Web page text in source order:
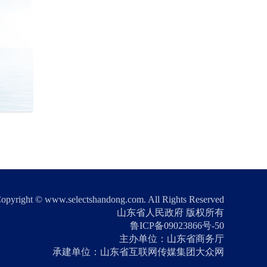
© www.selectshandong.com. All Rights Reserved
山东省人民政府 版权所有
鲁ICP备09023866号-50
主办单位：山东省商务厅
承建单位：山东省互联网传媒集团大众网